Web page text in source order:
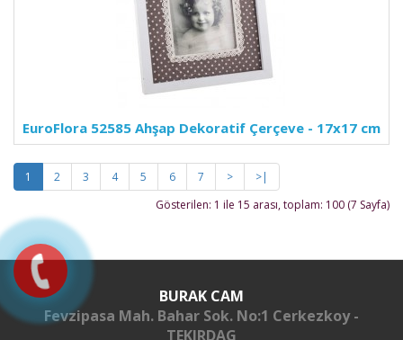
EuroFlora 52585 Ahşap Dekoratif Çerçeve - 17x17 cm
1 2 3 4 5 6 7 >
>|
Gösterilen: 1 ile 15 arası, toplam: 100 (7 Sayfa)
BURAK CAM
Fevzipasa Mah. Bahar Sok. No:1 Cerkezkoy -
TEKIRDAG